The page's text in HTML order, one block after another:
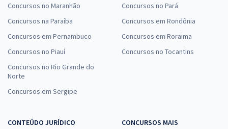
Concursos no Maranhão
Concursos na Paraíba
Concursos em Pernambuco
Concursos no Piauí
Concursos no Rio Grande do
Norte
Concursos em Sergipe
Concursos no Pará
Concursos em Rondônia
Concursos em Roraima
Concursos no Tocantins
CONTEÚDO JURÍDICO
CONCURSOS MAIS